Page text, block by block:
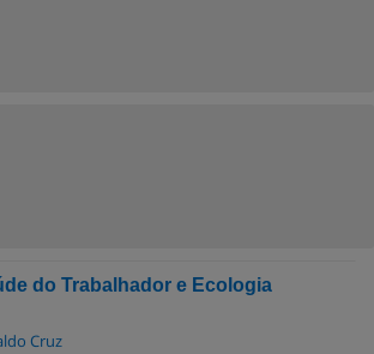
do Trabalhador e Ecologia
Cruz